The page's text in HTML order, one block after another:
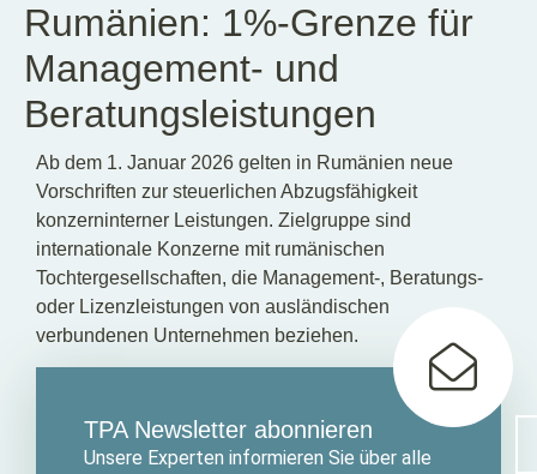
Rumänien: 1%-Grenze für
Management- und
Beratungsleistungen
Ab dem 1. Januar 2026 gelten in Rumänien neue
Vorschriften zur steuerlichen Abzugsfähigkeit
konzerninterner Leistungen. Zielgruppe sind
internationale Konzerne mit rumänischen
Tochtergesellschaften, die Management-, Beratungs-
oder Lizenzleistungen von ausländischen
verbundenen Unternehmen beziehen.
TPA Newsletter abonnieren
Unsere Experten informieren Sie über alle